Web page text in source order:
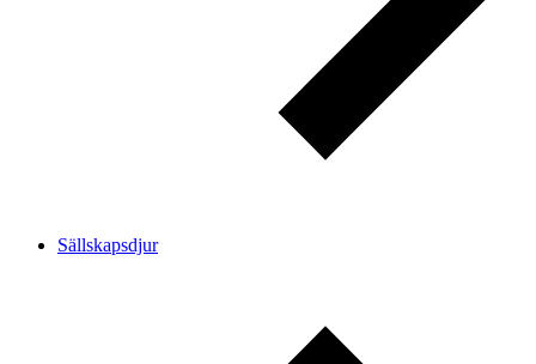
Sällskapsdjur